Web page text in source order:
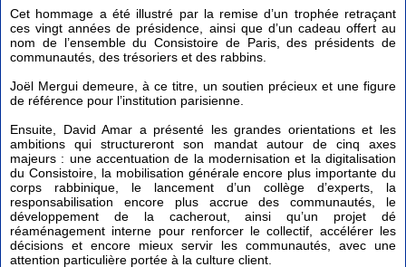
Cet hommage a été illustré par la remise d’un trophée retraçant
ces vingt années de présidence, ainsi que d’un cadeau offert au
nom de l’ensemble du Consistoire de Paris, des présidents de
communautés, des trésoriers et des rabbins.
Joël Mergui demeure, à ce titre, un soutien précieux et une figure
de référence pour l’institution parisienne.
Ensuite, David Amar a présenté les grandes orientations et les
ambitions qui structureront son mandat autour de cinq axes
majeurs : une accentuation de la modernisation et la digitalisation
du Consistoire, la mobilisation générale encore plus importante du
corps rabbinique, le lancement d’un collège d’experts, la
responsabilisation encore plus accrue des communautés, le
développement de la cacherout, ainsi qu’un projet dé
réaménagement interne pour renforcer le collectif, accélérer les
décisions et encore mieux servir les communautés, avec une
attention particulière portée à la culture client.